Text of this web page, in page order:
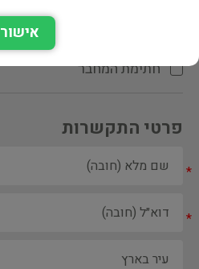
הקדשת המחבר\המתרגם
חתימת המחבר
פרטי התקשרות
*
*
אישור